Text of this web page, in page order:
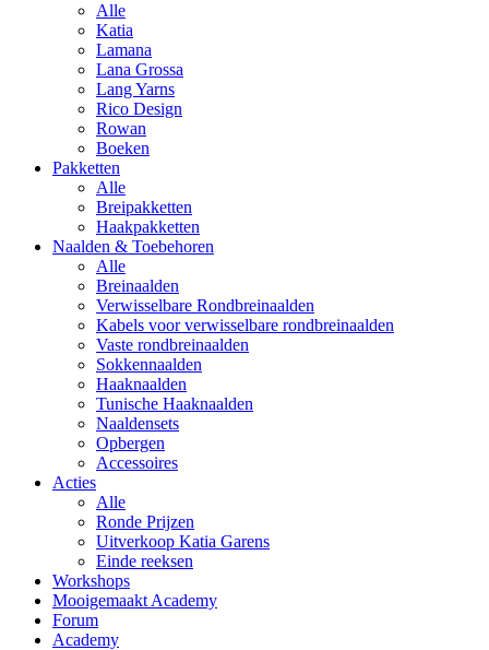
Alle
Katia
Lamana
Lana Grossa
Lang Yarns
Rico Design
Rowan
Boeken
Pakketten
Alle
Breipakketten
Haakpakketten
Naalden & Toebehoren
Alle
Breinaalden
Verwisselbare Rondbreinaalden
Kabels voor verwisselbare rondbreinaalden
Vaste rondbreinaalden
Sokkennaalden
Haaknaalden
Tunische Haaknaalden
Naaldensets
Opbergen
Accessoires
Acties
Alle
Ronde Prijzen
Uitverkoop Katia Garens
Einde reeksen
Workshops
Mooigemaakt Academy
Forum
Academy